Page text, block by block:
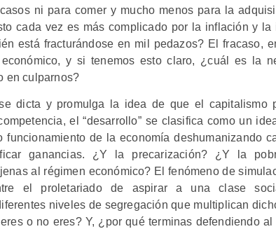
ni para comer y mucho menos para la
cada vez es más complicado por la inflación y la
está fracturándose en mil pedazos? El fracaso,
y si tenemos esto claro, ¿cuál es la
en culparnos?
dicta y promulga la idea de que el capitalismo
el “desarrollo” se clasifica como un
funcionamiento de la economía deshumanizando
ganancias. ¿Y la precarización? ¿Y la
al régimen económico? El fenómeno de
el proletariado de aspirar a una clase
niveles de segregación que multiplican
o no eres? Y, ¿por qué terminas defendiendo al